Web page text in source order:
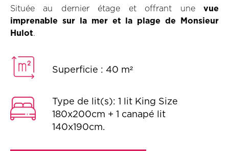
Située au dernier étage et offrant une vue
imprenable sur la mer et la plage de Monsieur
Hulot.
Superficie : 40 m²
Type de lit(s): 1 lit King Size
180x200cm + 1 canapé lit
140x190cm.